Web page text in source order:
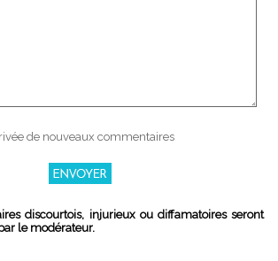
de nouveaux commentaires
discourtois, injurieux ou diffamatoires seront
le modérateur.